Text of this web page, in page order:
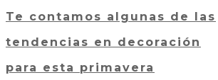
Te contamos algunas de las
tendencias en decoración
para esta primavera